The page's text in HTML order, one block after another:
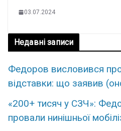
03.07.2024
Недавні записи
Федоров висловився про
відставки: що заявив
«200+ тисяч у СЗЧ»:
провали нинішньої